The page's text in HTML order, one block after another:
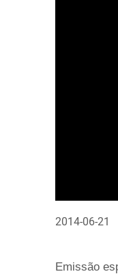
2014-06-21
Emissão